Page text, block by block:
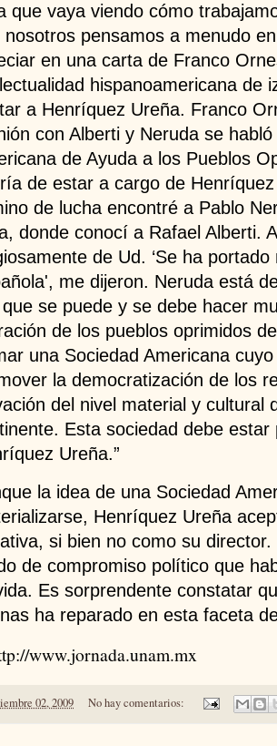
que vaya viendo cómo
nosotros pensamos a menudo
en una carta de Franco
hispanoamericana de
a Henríquez Ureña. Franco
con Alberti y Neruda se
de Ayuda a los Pueblos
de estar a cargo de
de lucha encontré a Pablo
donde conocí a Rafael Alberti.
de Ud. ‘Se ha
me dijeron. Neruda está
se puede y se debe hacer
de los pueblos oprimidos
una Sociedad Americana
la democratización de los
del nivel material y cultural
Esta sociedad debe estar
Ureña.”
la idea de una Sociedad
Henríquez Ureña
si bien no como su
de compromiso político que
Es sorprendente constatar
ha reparado en esta faceta
www.jornada.unam.mx
02, 2009 No hay comentarios: